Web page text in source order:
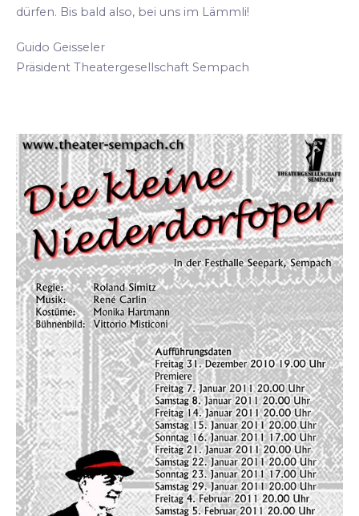
dürfen. Bis bald also, bei uns im Lämmli!
Guido Geisseler
Präsident Theatergesellschaft Sempach